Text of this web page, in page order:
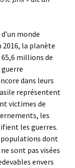
monde
2016, la planète
millions de
guerre
dans leurs
représentent
victimes de
les
les guerres.
populations dont
sont pas visées
envers